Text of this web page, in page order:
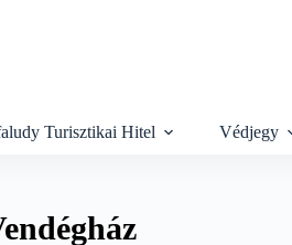
Turisztikai Hitel Védjegy